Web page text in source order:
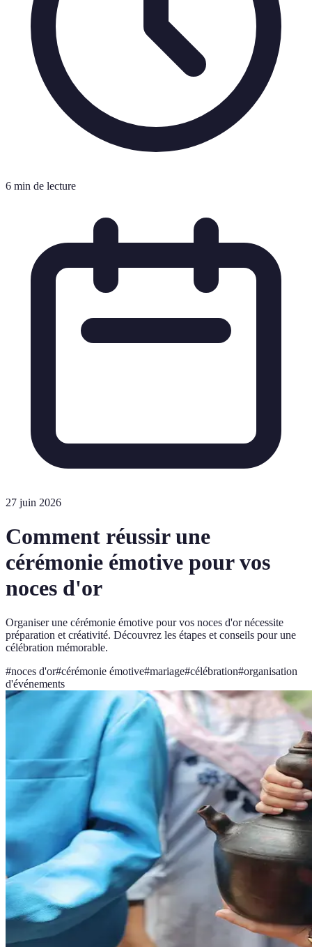
6 min de lecture
27 juin 2026
Comment réussir une
cérémonie émotive pour vos
noces d'or
Organiser une cérémonie émotive pour vos noces d'or nécessite
préparation et créativité. Découvrez les étapes et conseils pour une
célébration mémorable.
#noces d'or#cérémonie émotive#mariage#célébration#organisation
d'événements